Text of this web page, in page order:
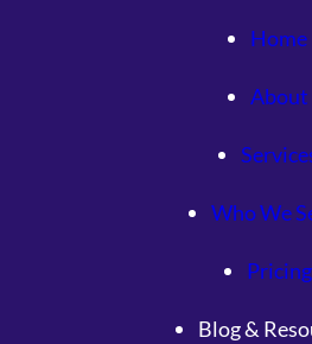
Home
About
Who We
Pricing
Blog &